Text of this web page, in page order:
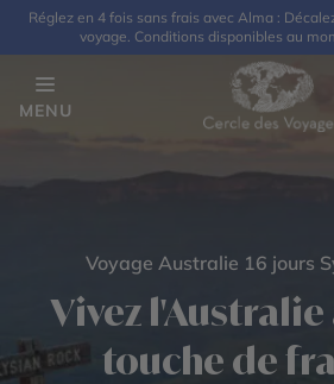
Réglez en 4 fois sans frais avec Alma :
voyage. Conditions disponibles au
MENU
Voyage Australie 16 jours
Vivez l'Australie
touche de